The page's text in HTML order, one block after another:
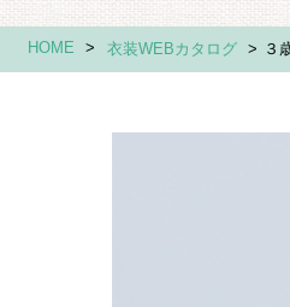
HOME > 衣装WEBカタログ > ３